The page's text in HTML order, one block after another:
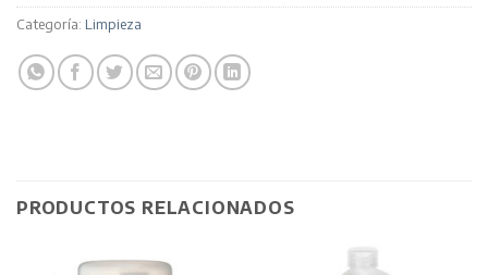
Categoría: Limpieza
PRODUCTOS RELACIONADOS